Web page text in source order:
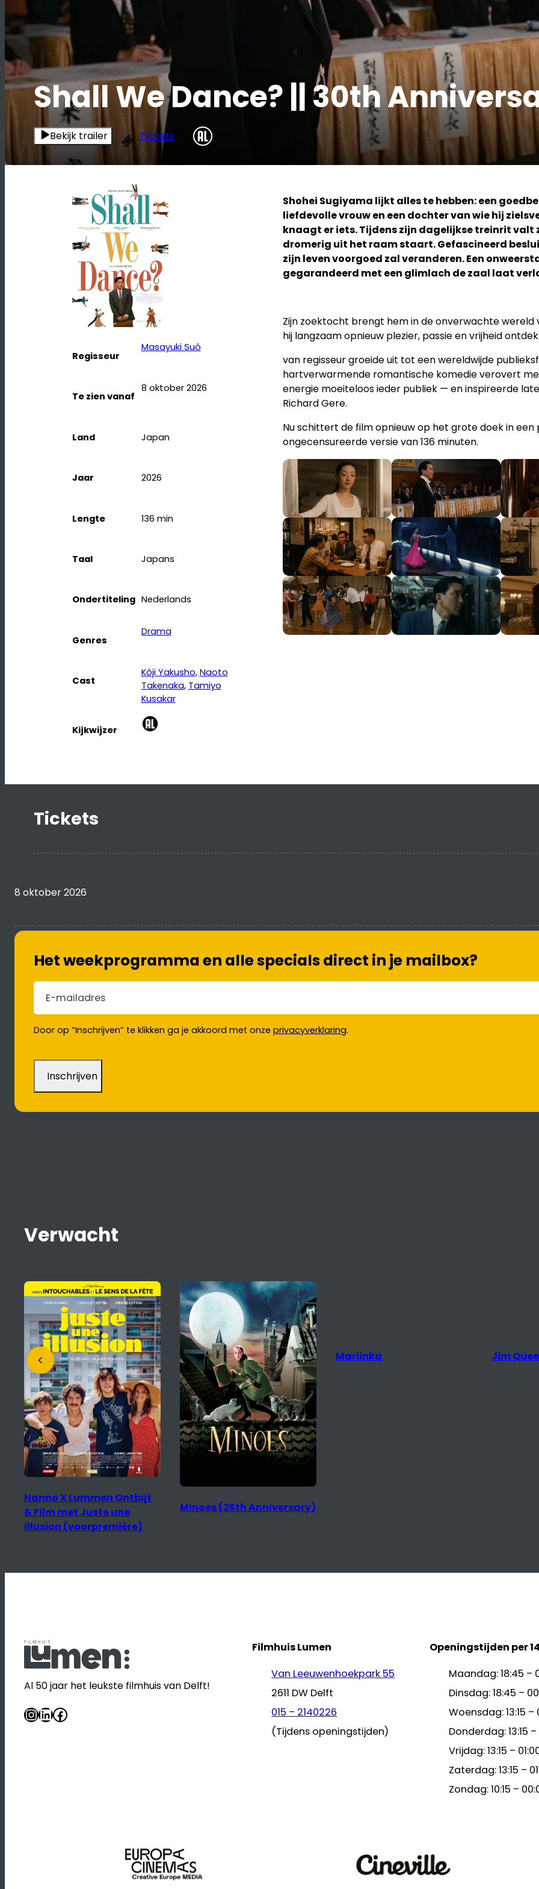
Shall We Dance? || 30th
Bekijk trailer Tickets
Regisseur
Masayuki Suô
Te zien vanaf
8 oktober 2026
Land Japan
Jaar 2026
Lengte 136 min
Taal Japans
Ondertiteling Nederlands
Genres
Drama
Cast
Kôji Yakusho, Naoto
Takenaka, Tamiyo
Kusakar
Kijkwijzer
Shohei Sugiyama lijkt alles te hebben: een
liefdevolle vrouw en een dochter van wie hij
knaagt er iets. Tijdens zijn dagelijkse treinrit valt
dromerig uit het raam staart. Gefascineerd
zijn leven voorgoed zal veranderen. Een
gegarandeerd met een glimlach de zaal laat
Zijn zoektocht brengt hem in de onverwachte
hij langzaam opnieuw plezier, passie en vrijheid
van regisseur groeide uit tot een wereldwijde
hartverwarmende romantische komedie verovert
energie moeiteloos ieder publiek — en inspireerde
Richard Gere.
Nu schittert de film opnieuw op het grote doek in
ongecensureerde versie van 136 minuten.
Tickets
8 oktober 2026
Het weekprogramma en alle specials direct in je mailbox?
E-mailadres
Door op “Inschrijven” te klikken ga je akkoord met onze privacyverklaring.
Verwacht
Minoes (25th Anniversary)
Mariinka Jim Queen The
Al 50 jaar het leukste filmhuis van Delft!
InstagramLinkedIn Facebook
Filmhuis Lumen
Van Leeuwenhoekpark 55
2611 DW Delft
015 – 2140226
(Tijdens openingstijden)
Openingstijden per
Maandag: 18:45 –
Dinsdag: 18:45 –
Woensdag: 13:15 –
Donderdag: 13:15
Vrijdag: 13:15 –
Zaterdag: 13:15 –
Zondag: 10:15 –